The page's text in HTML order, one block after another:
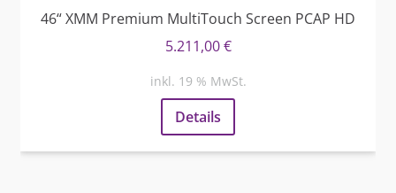
46“ XMM Premium MultiTouch Screen PCAP HD
5.211,00€
inkl. 19 % MwSt.
Details